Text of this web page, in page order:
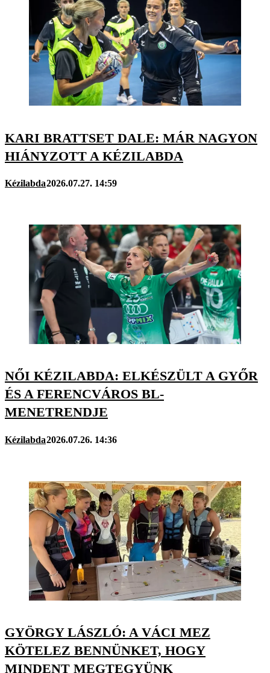
KARI BRATTSET DALE: MÁR NAGYON
HIÁNYZOTT A KÉZILABDA
Kézilabda2026.07.27. 14:59
NŐI KÉZILABDA: ELKÉSZÜLT A GYŐR
ÉS A FERENCVÁROS BL-
MENETRENDJE
Kézilabda2026.07.26. 14:36
GYÖRGY LÁSZLÓ: A VÁCI MEZ
KÖTELEZ BENNÜNKET, HOGY
MINDENT MEGTEGYÜNK